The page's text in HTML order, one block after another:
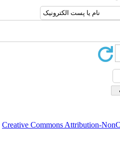
Creative Commons Attribution-